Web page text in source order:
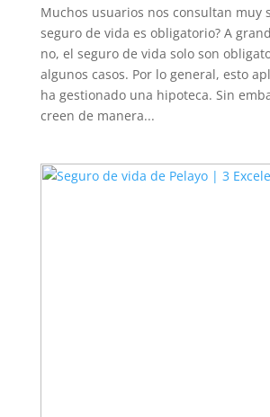
Muchos usuarios nos consultan muy
seguro de vida es obligatorio? A
no, el seguro de vida solo son
algunos casos. Por lo general, esto
ha gestionado una hipoteca. Sin
creen de manera...